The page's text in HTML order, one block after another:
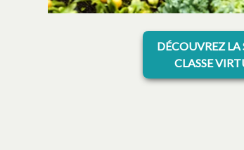
DÉCOUVREZ LA
CLASSE